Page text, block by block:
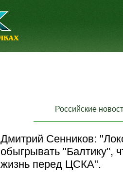
Российские
Дмитрий Сенников:
обыгрывать "Балтику",
жизнь перед ЦСКА".